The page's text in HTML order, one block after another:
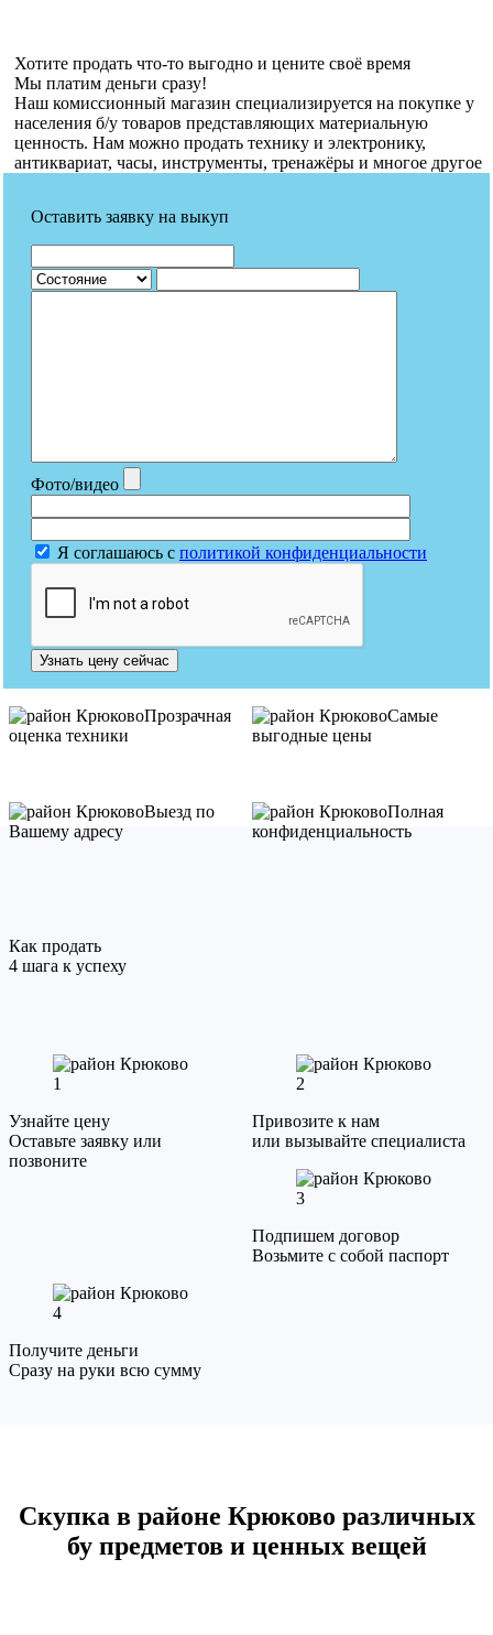
Хотите продать что-то выгодно и цените своё время
Мы платим деньги сразу!
Наш комиссионный магазин специализируется на покупке у
населения б/у товаров представляющих материальную
ценность. Нам можно продать технику и электронику,
антиквариат, часы, инструменты, тренажёры и многое другое
Оставить заявку на выкуп
Фото/видео
Я соглашаюсь с политикой конфиденциальности
Узнать цену сейчас
Прозрачная
оценка техники
Самые
выгодные цены
Выезд по
Вашему адресу
Полная
конфиденциальность
Как продать
4 шага к успеху
1
Узнайте цену
Оставьте заявку или
позвоните
2
Привозите к нам
или вызывайте специалиста
3
Подпишем договор
Возьмите с собой паспорт
4
Получите деньги
Сразу на руки всю сумму
Скупка в районе Крюково различных
бу предметов и ценных вещей